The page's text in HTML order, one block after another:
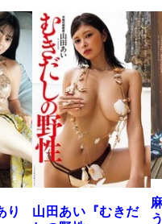
田あい『むきだ
麻倉瑞
うさせ